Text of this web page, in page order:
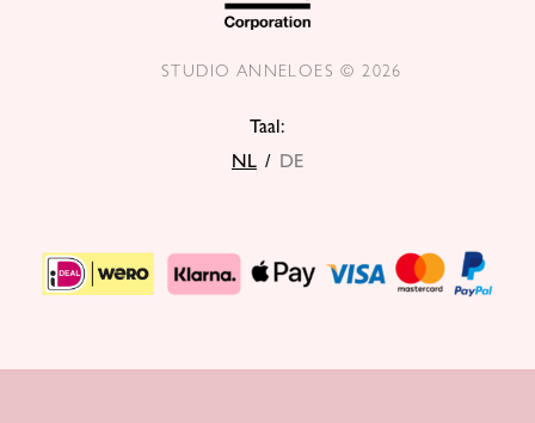
Taal:
NL / DE
STUDIO ANNELOES © 2026